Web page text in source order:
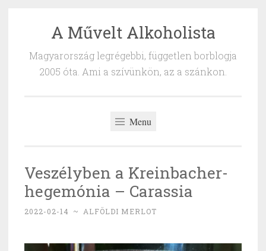
content
A Művelt Alkoholista
Magyarország legrégebbi, független borblogja
2005 óta. Ami a szívünkön, az a szánkon.
Menu
Veszélyben a Kreinbacher-
hegemónia – Carassia
2022-02-14 ~ ALFÖLDI MERLOT